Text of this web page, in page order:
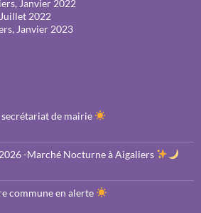
Janvier 2022
2022
Janvier 2023
de mairie
-Marché Nocturne à Aigaliers
commune en alerte